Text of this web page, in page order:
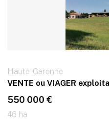
Haute-Garonne
VENTE ou VIAGER
550 000 €
46 ha